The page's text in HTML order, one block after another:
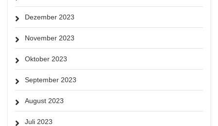
Dezember 2023
November 2023
Oktober 2023
September 2023
August 2023
Juli 2023